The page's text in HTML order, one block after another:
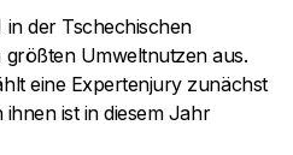
in der Tschechischen
größten Umweltnutzen aus.
eine Expertenjury zunächst
ist in diesem Jahr